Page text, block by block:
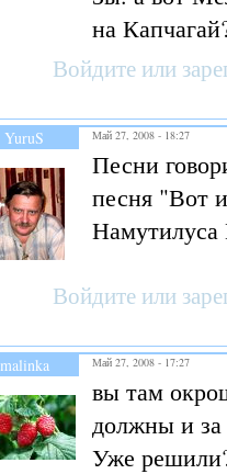
на
Войдите или
YuruS Май 27, 2008 - 18:27
Песни
песня "Вот
Войдите или
malinka Май 27, 2008 - 17:27
вы там
должны и за
Уже